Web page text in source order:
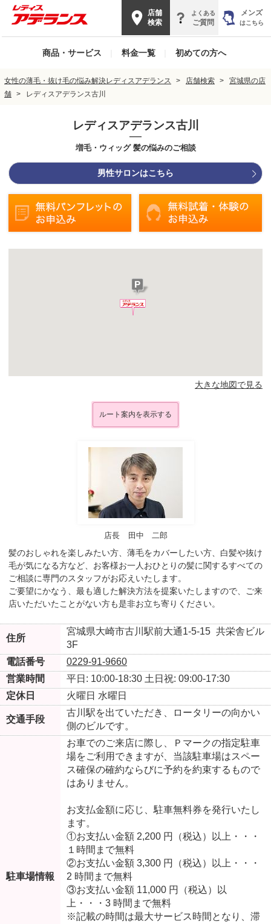
店舗
検索
よくある
ご質問
メンズ
はこちら
商品・サービス 料金一覧 初めての方へ
女性の薄毛・抜け毛の悩み解決レディスアデランス 店舗検索
宮城県の店
舗
レディスアデランス古川
レディスアデランス古川
増毛・ウィッグ 髪の悩みのご相談
男性サロンはこちら
大きな地図で見る
ルート案内を表示する
店長 田中 二郎
髪のおしゃれを楽しみたい方、薄毛をカバーしたい方、白髪や抜け
毛が気になる方など、お客様お一人おひとりの髪に関するすべての
ご相談に専門のスタッフがお応えいたします。
ご要望にかなう、最も適した解決方法を提案いたしますので、ご来
店いただいたことがない方も是非お立ち寄りください。
住所
宮城県大崎市古川駅前大通1-5-15 共栄舎ビル
3F
電話番号
0229-91-9660
営業時間
平日: 10:00-18:30 土日祝: 09:00-17:30
定休日
火曜日 水曜日
交通手段
古川駅を出ていただき、ロータリーの向かい
側のビルです。
駐車場情報
お車でのご来店に際し、Ｐマークの指定駐車
場をご利用できますが、当該駐車場はスペー
ス確保の確約ならびに予約を約束するもので
はありません。
お支払金額に応じ、駐車無料券を発行いたし
ます。
①お支払い金額 2,200 円（税込）以上・・・
１時間まで無料
②お支払い金額 3,300 円（税込）以上・・・
2 時間まで無料
③お支払い金額 11,000 円（税込）以
上・・・3 時間まで無料
※記載の時間は最大サービス時間となり、滞